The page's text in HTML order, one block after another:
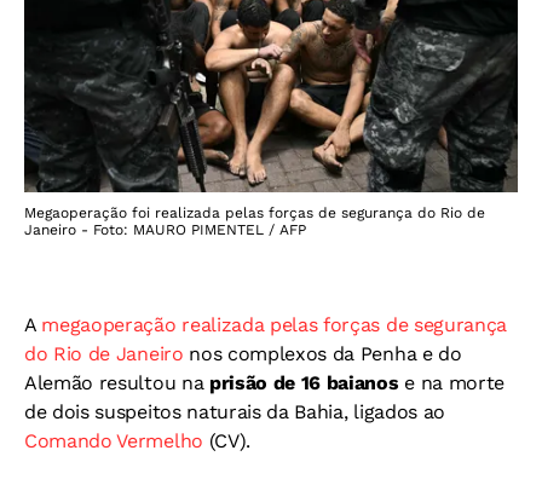
Megaoperação foi realizada pelas forças de segurança do Rio de
Janeiro - Foto: MAURO PIMENTEL / AFP
A megaoperação realizada pelas forças de segurança
do Rio de Janeiro nos complexos da Penha e do
Alemão resultou na prisão de 16 baianos e na morte
de dois suspeitos naturais da Bahia, ligados ao
Comando Vermelho (CV).